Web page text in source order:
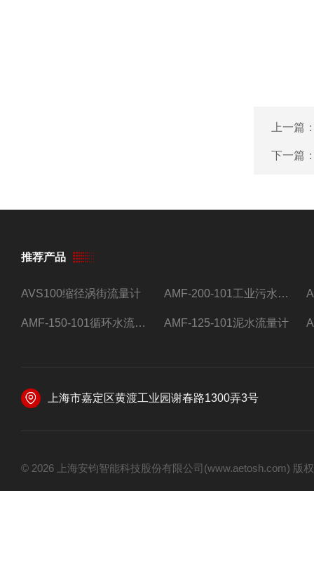
上一篇
下一篇
推荐产品
AVS100缩径涡街流量计 AMF-200-101工业污水流量计
AMF-150-101循环水流量计,电磁流量计 AMF-125-101泥水流量计
上海市嘉定区黄渡工业园谢春路1300弄3号
© 2026 上海安钧智能科技股份有限公司(www.aetosh.com)